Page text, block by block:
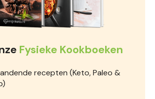
Fysieke Kookboeken
recepten (Keto, Paleo &